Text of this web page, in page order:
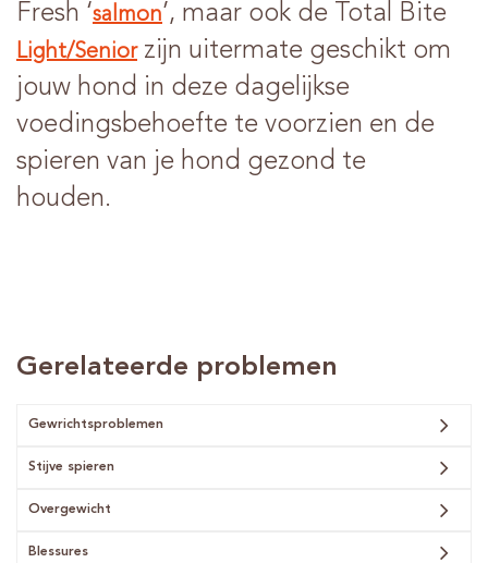
Fresh ‘salmon’, maar ook de Total Bite
Light/Seniorzijn uitermate geschikt om
jouw hond in deze dagelijkse
voedingsbehoefte te voorzien en de
spieren van je hond gezond te
houden.
Gerelateerde problemen
Gewrichtsproblemen
Stijve spieren
Overgewicht
Blessures